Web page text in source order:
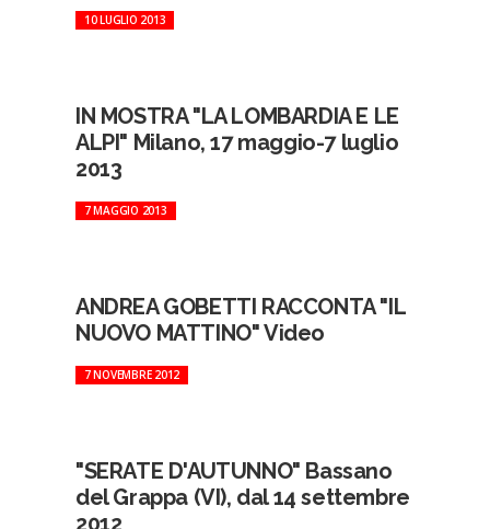
10 LUGLIO 2013
IN MOSTRA "LA LOMBARDIA E LE
ALPI" Milano, 17 maggio-7 luglio
2013
7 MAGGIO 2013
ANDREA GOBETTI RACCONTA "IL
NUOVO MATTINO" Video
7 NOVEMBRE 2012
"SERATE D'AUTUNNO" Bassano
del Grappa (VI), dal 14 settembre
2012